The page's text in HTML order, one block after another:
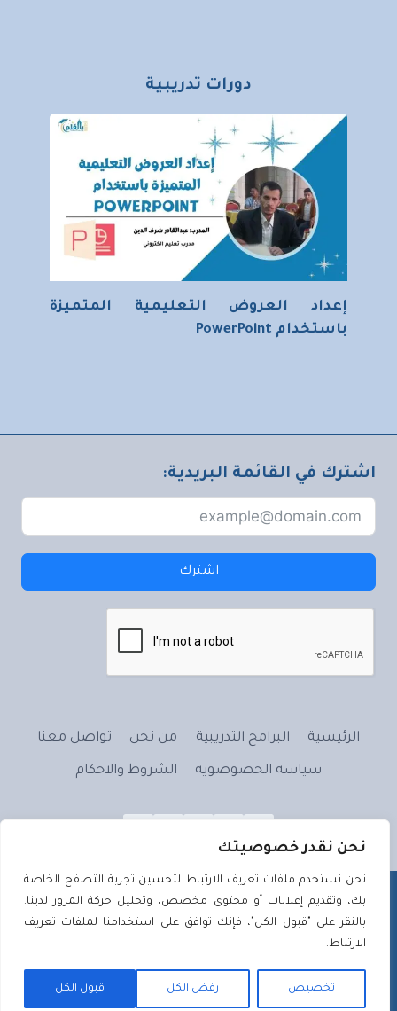
نحن نقدر خصوصيتك
نحن نستخدم ملفات تعريف الارتباط لتحسين تجربة التصفح الخاصة
بك، وتقديم إعلانات أو محتوى مخصص، وتحليل حركة المرور لدينا.
بالنقر على "قبول الكل"، فإنك توافق على استخدامنا لملفات تعريف
الارتباط.
تخصيص رفض الكل قبول الكل
دورات تدريبية
إعداد العروض التعليمية المتميزة
باستخدام PowerPoint
اشترك في القائمة البريدية:
اشترك
الرئيسية البرامج التدريبية من نحن تواصل معنا
سياسة الخصوصوية الشروط والاحكام
تصميم وتطويرتصميم ويب | Tassmeemweb